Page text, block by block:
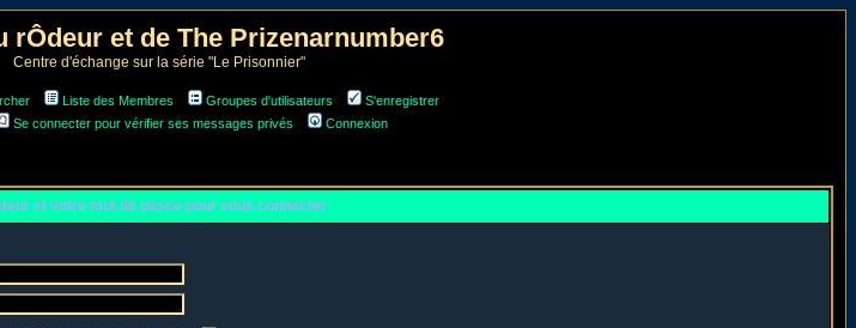
rÔdeur et de The Prizenarnumber6
Centre d'échange sur la série "Le Prisonnier"
Liste des Membres Groupes d'utilisateurs
S'enregistrer
Se connecter pour vérifier ses messages privés Connexion
et votre mot de passe pour vous connecter